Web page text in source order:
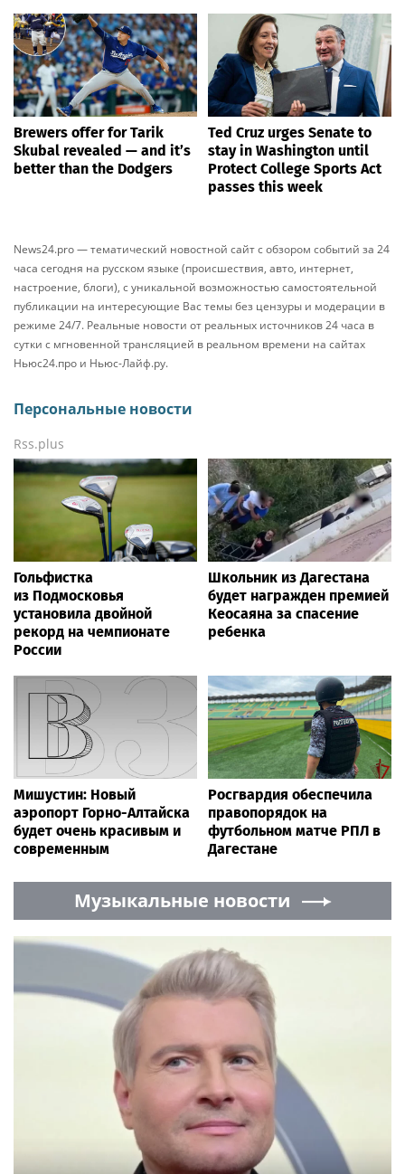
Brewers offer for Tarik
Skubal revealed — and it’s
better than the Dodgers
Ted Cruz urges Senate to
stay in Washington until
Protect College Sports Act
passes this week
News24.pro — тематический новостной сайт с обзором событий за 24
часа сегодня на русском языке (происшествия, авто, интернет,
настроение, блоги), с уникальной возможностью самостоятельной
публикации на интересующие Вас темы без цензуры и модерации в
режиме 24/7. Реальные новости от реальных источников 24 часа в
сутки с мгновенной трансляцией в реальном времени на сайтах
Ньюс24.про и Ньюс-Лайф.ру.
Персональные новости
Rss.plus
Гольфистка
из Подмосковья
установила двойной
рекорд на чемпионате
России
Школьник из Дагестана
будет награжден премией
Кеосаяна за спасение
ребенка
Мишустин: Новый
аэропорт Горно-Алтайска
будет очень красивым и
современным
Росгвардия обеспечила
правопорядок на
футбольном матче РПЛ в
Дагестане
Музыкальные новости